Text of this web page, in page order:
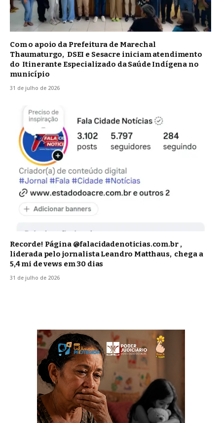
Com o apoio da Prefeitura de Marechal
Thaumaturgo, DSEI e Sesacre iniciam atendimento
do Itinerante Especializado da Saúde Indígena no
município
31 de julho de 2026
Recorde! Página @falacidadenoticias.com.br ,
liderada pelo jornalista Leandro Matthaus, chega a
5,4 mi de vews em 30 dias
31 de julho de 2026